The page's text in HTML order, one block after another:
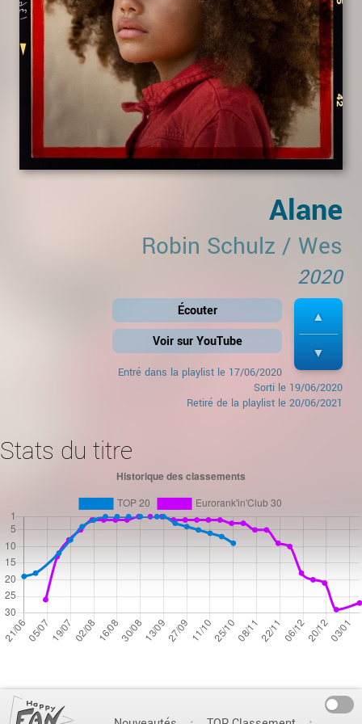
Alane
Robin Schulz / Wes
2020
Écouter
Voir sur YouTube
Entré dans la playlist le 17/06/2020
Sorti le 19/06/2020
Retiré de la playlist le 20/06/2021
Stats du titre
On